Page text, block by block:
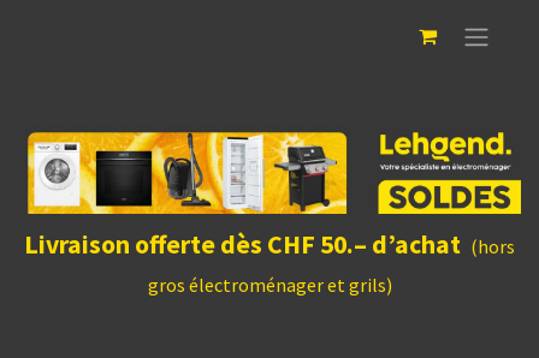
Livraison offerte dès CHF 50.– d’achat (hors
gros électroménager et grils)